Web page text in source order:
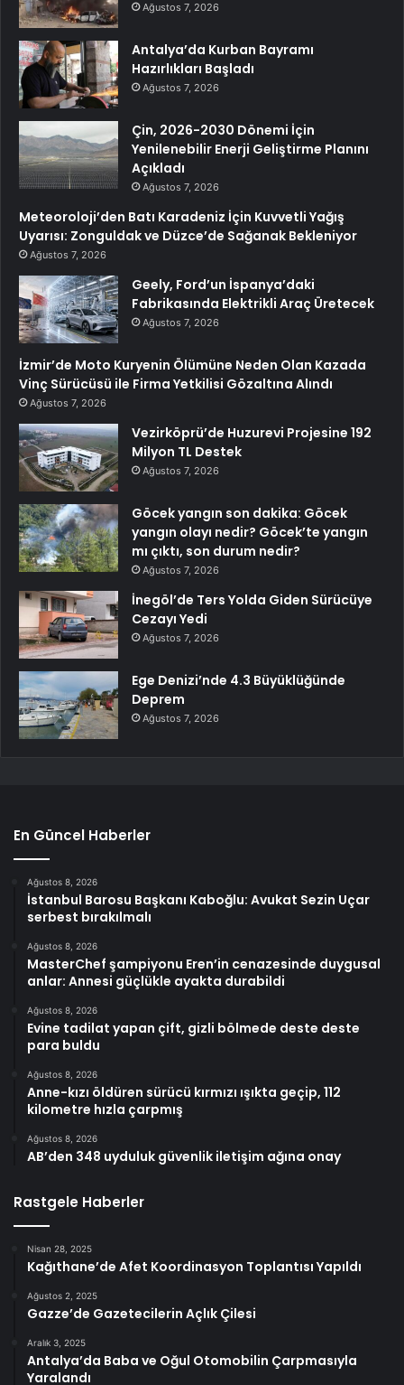
Ağustos 7, 2026
Antalya’da Kurban Bayramı
Hazırlıkları Başladı
Ağustos 7, 2026
Çin, 2026-2030 Dönemi İçin
Yenilenebilir Enerji Geliştirme Planını
Açıkladı
Ağustos 7, 2026
Meteoroloji’den Batı Karadeniz İçin Kuvvetli Yağış
Uyarısı: Zonguldak ve Düzce’de Sağanak Bekleniyor
Ağustos 7, 2026
Geely, Ford’un İspanya’daki
Fabrikasında Elektrikli Araç Üretecek
Ağustos 7, 2026
İzmir’de Moto Kuryenin Ölümüne Neden Olan Kazada
Vinç Sürücüsü ile Firma Yetkilisi Gözaltına Alındı
Ağustos 7, 2026
Vezirköprü’de Huzurevi Projesine 192
Milyon TL Destek
Ağustos 7, 2026
Göcek yangın son dakika: Göcek
yangın olayı nedir? Göcek’te yangın
mı çıktı, son durum nedir?
Ağustos 7, 2026
İnegöl’de Ters Yolda Giden Sürücüye
Cezayı Yedi
Ağustos 7, 2026
Ege Denizi’nde 4.3 Büyüklüğünde
Deprem
Ağustos 7, 2026
En Güncel Haberler
Ağustos 8, 2026
İstanbul Barosu Başkanı Kaboğlu: Avukat Sezin Uçar
serbest bırakılmalı
Ağustos 8, 2026
MasterChef şampiyonu Eren’in cenazesinde duygusal
anlar: Annesi güçlükle ayakta durabildi
Ağustos 8, 2026
Evine tadilat yapan çift, gizli bölmede deste deste
para buldu
Ağustos 8, 2026
Anne-kızı öldüren sürücü kırmızı ışıkta geçip, 112
kilometre hızla çarpmış
Ağustos 8, 2026
AB’den 348 uyduluk güvenlik iletişim ağına onay
Rastgele Haberler
Nisan 28, 2025
Kağıthane’de Afet Koordinasyon Toplantısı Yapıldı
Ağustos 2, 2025
Gazze’de Gazetecilerin Açlık Çilesi
Aralık 3, 2025
Antalya’da Baba ve Oğul Otomobilin Çarpmasıyla
Yaralandı